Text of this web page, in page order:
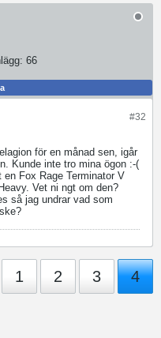
66
#32
för en månad sen, igår
Kunde inte tro mina ögon :-(
Fox Rage Terminator V
Vet ni ngt om den?
så jag undrar vad som
1 2 3 4